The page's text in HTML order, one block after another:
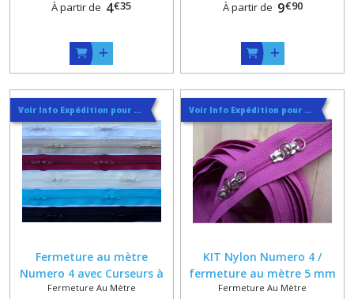
À partir de 4€35 À partir de 9€90
Voir Info Expédition pour Régler les Frais de Port au Meilleur Prix , En haut d'ecran à Droite
Fermeture au mètre
Numero 4 avec Curseurs à
Freins dans 11 coloris de zip
Fermeture Au Mètre
Voir Info Expédition pour Régler les Frais de Port au Meilleur Prix , En haut d'ecran à Droite
KIT Nylon Numero 4 /
fermeture au mètre 5 mm
+ Curseurs Anneaux 10 mm
Fermeture Au Mètre